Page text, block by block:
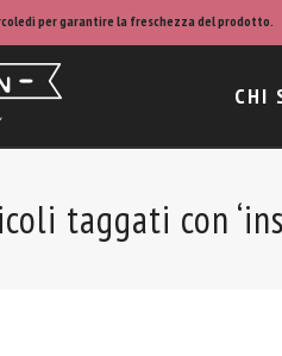
per garantire la freschezza del prodotto.
CHI
taggati con